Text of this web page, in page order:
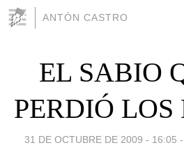
ANTÓN CASTRO
EL SABIO
PERDIÓ LOS
31 DE OCTUBRE DE 2009 - 16:05 -